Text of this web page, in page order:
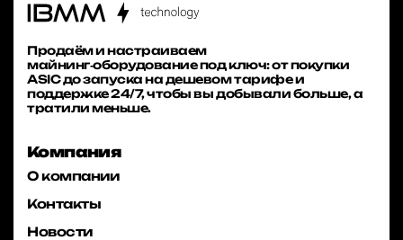
Продаём и настраиваем
майнинг‑оборудование под ключ: от покупки
ASIC до запуска на дешевом тарифе и
поддержке 24/7, чтобы вы добывали больше, а
тратили меньше.
Компания
О компании
Контакты
Новости